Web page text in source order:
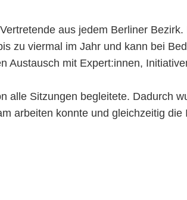
aus jedem Berliner Bezirk.
zu viermal im Jahr und kann bei
Austausch mit Expert:innen,
alle Sitzungen begleitete. Dadurch
arbeiten konnte und gleichzeitig die